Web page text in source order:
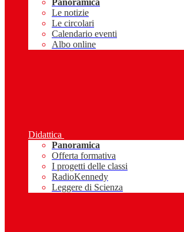
Panoramica
Le notizie
Le circolari
Calendario eventi
Albo online
Didattica
Panoramica
Offerta formativa
I progetti delle classi
RadioKennedy
Leggere di Scienza